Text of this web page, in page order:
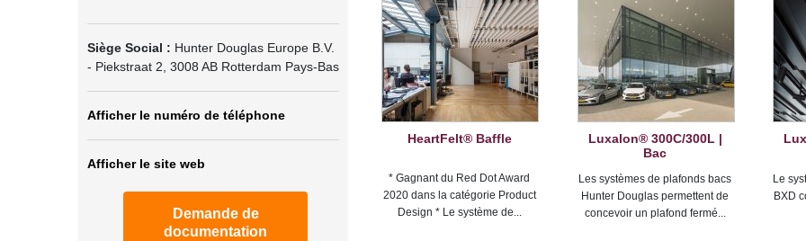
Siège Social : Hunter Douglas Europe B.V.
- Piekstraat 2 3008 AB Rotterdam Pays-Bas
Afficher le numéro de téléphone
Afficher le site web
Demande de
documentation
HeartFelt® Baffle
* Gagnant du Red Dot Award
2020 dans la catégorie Product
Design * Le système de...
Luxalon® 300C/300L |
Bac
Les systèmes de plafonds bacs
Hunter Douglas permettent de
concevoir un plafond fermé...
Le
BXD